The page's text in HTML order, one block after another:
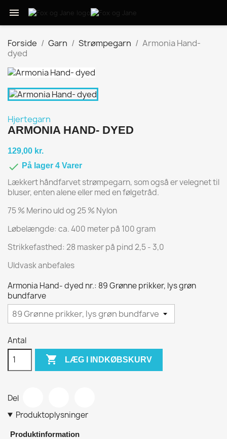

Forside Garn Strømpegarn
Armonia Hand-
dyed
Hjertegarn
ARMONIA HAND- DYED
129,00 kr.
 På lager 4 Varer
Lækkert håndfarvet strømpegarn, som også er velegnet til
bluser, enten alene eller med en følgetråd.
75 % Merino uld og 25 % Nylon
Løbelængde: ca. 400 meter på 100 gram
Strikkefasthed: 28 masker på pind 2,5 - 3,0
Uldvask anbefales
Armonia Hand- dyed nr.: 89 Grønne prikker, lys grøn
bundfarve
Antal
 LÆG I INDKØBSKURV
Del
Produktoplysninger
Produktinformation